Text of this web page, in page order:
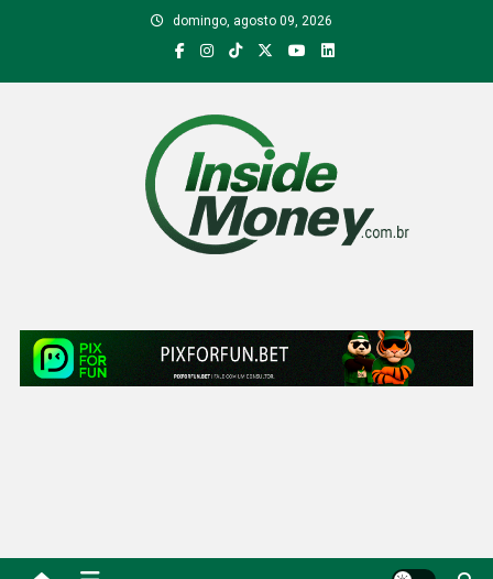
domingo, agosto 09, 2026
Inside Money